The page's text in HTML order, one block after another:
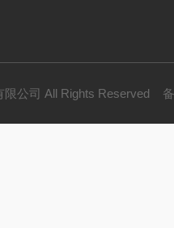
限公司 All Rights Reserved